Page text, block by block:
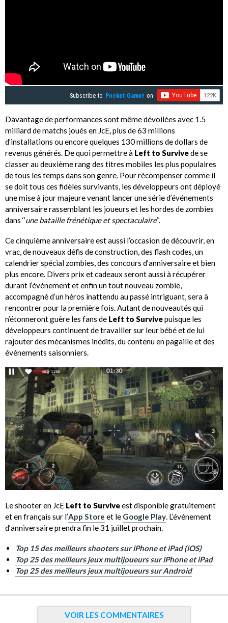
Subscribe to Pocket Gamer on
Davantage de performances sont même dévoilées avec 1.5
milliard de matchs joués en JcE, plus de 63 millions
d’installations ou encore quelques 130 millions de dollars de
revenus générés. De quoi permettre à Left to Survivede se
classer au deuxième rang des titres mobiles les plus populaires
de tous les temps dans son genre. Pour récompenser comme il
se doit tous ces fidèles survivants, les développeurs ont déployé
une mise à jour majeure venant lancer une série d’événements
anniversaire rassemblant les joueurs et les hordes de zombies
dans ‘’une bataille frénétique et spectaculaire’’.
Ce cinquième anniversaire est aussi l’occasion de découvrir, en
vrac, de nouveaux défis de construction, des flash codes, un
calendrier spécial zombies, des concours d’anniversaire et bien
plus encore. Divers prix et cadeaux seront aussi à récupérer
durant l’événement et enfin un tout nouveau zombie,
accompagné d’un héros inattendu au passé intriguant, sera à
rencontrer pour la première fois. Autant de nouveautés qui
n’étonneront guère les fans de Left to Survivepuisque les
développeurs continuent de travailler sur leur bébé et de lui
rajouter des mécanismes inédits, du contenu en pagaille et des
événements saisonniers.
Le shooter en JcE Left to Surviveest disponible gratuitement
et en français sur l’App Store et le Google Play . L’événement
d’anniversaire prendra fin le 31 juillet prochain.
Top 15 des meilleurs shooters sur iPhone et iPad (iOS)
Top 25 des meilleurs jeux multijoueurs sur iPhone et iPad
Top 25 des meilleurs jeux multijoueurs sur Android
VOIR LES COMMENTAIRES